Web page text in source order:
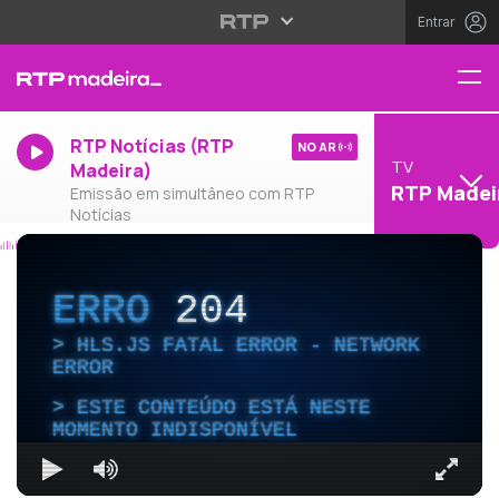
Entrar
RTP Notícias (RTP
Madeira)
Emissão em simultâneo com RTP
Notícias
NO AR
TV
RTP
ERRO204
HLS.JS FATAL ERROR - NETWORK
ERROR
ESTE CONTEÚDO ESTÁ NESTE
MOMENTO INDISPONÍVEL